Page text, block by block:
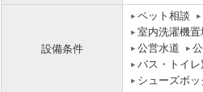
設備条件
ペット相談
室内洗濯機置
公営水道
バス・トイレ
シューズボッ